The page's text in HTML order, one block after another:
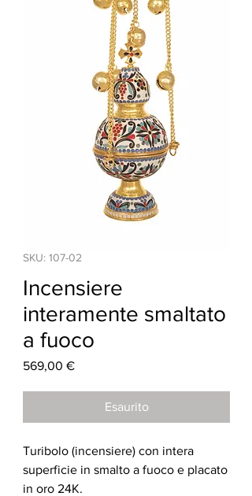
SKU: 107-02
Incensiere
interamente smaltato
a fuoco
569,00 €Prezzo
Esaurito
Turibolo (incensiere) con intera
superficie in smalto a fuoco e placato
in oro 24K.